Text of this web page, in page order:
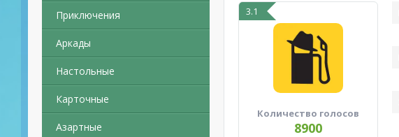
Приключения
Аркады
Настольные
Карточные
Азартные
3.1
Количество голосов
8900